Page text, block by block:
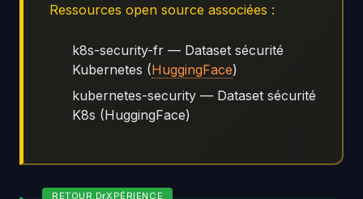
Ressources open source associées :
k8s-security-fr — Dataset sécurité
Kubernetes (HuggingFace)
kubernetes-security — Dataset sécurité
K8s (HuggingFace)